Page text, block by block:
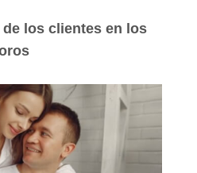
los clientes en los